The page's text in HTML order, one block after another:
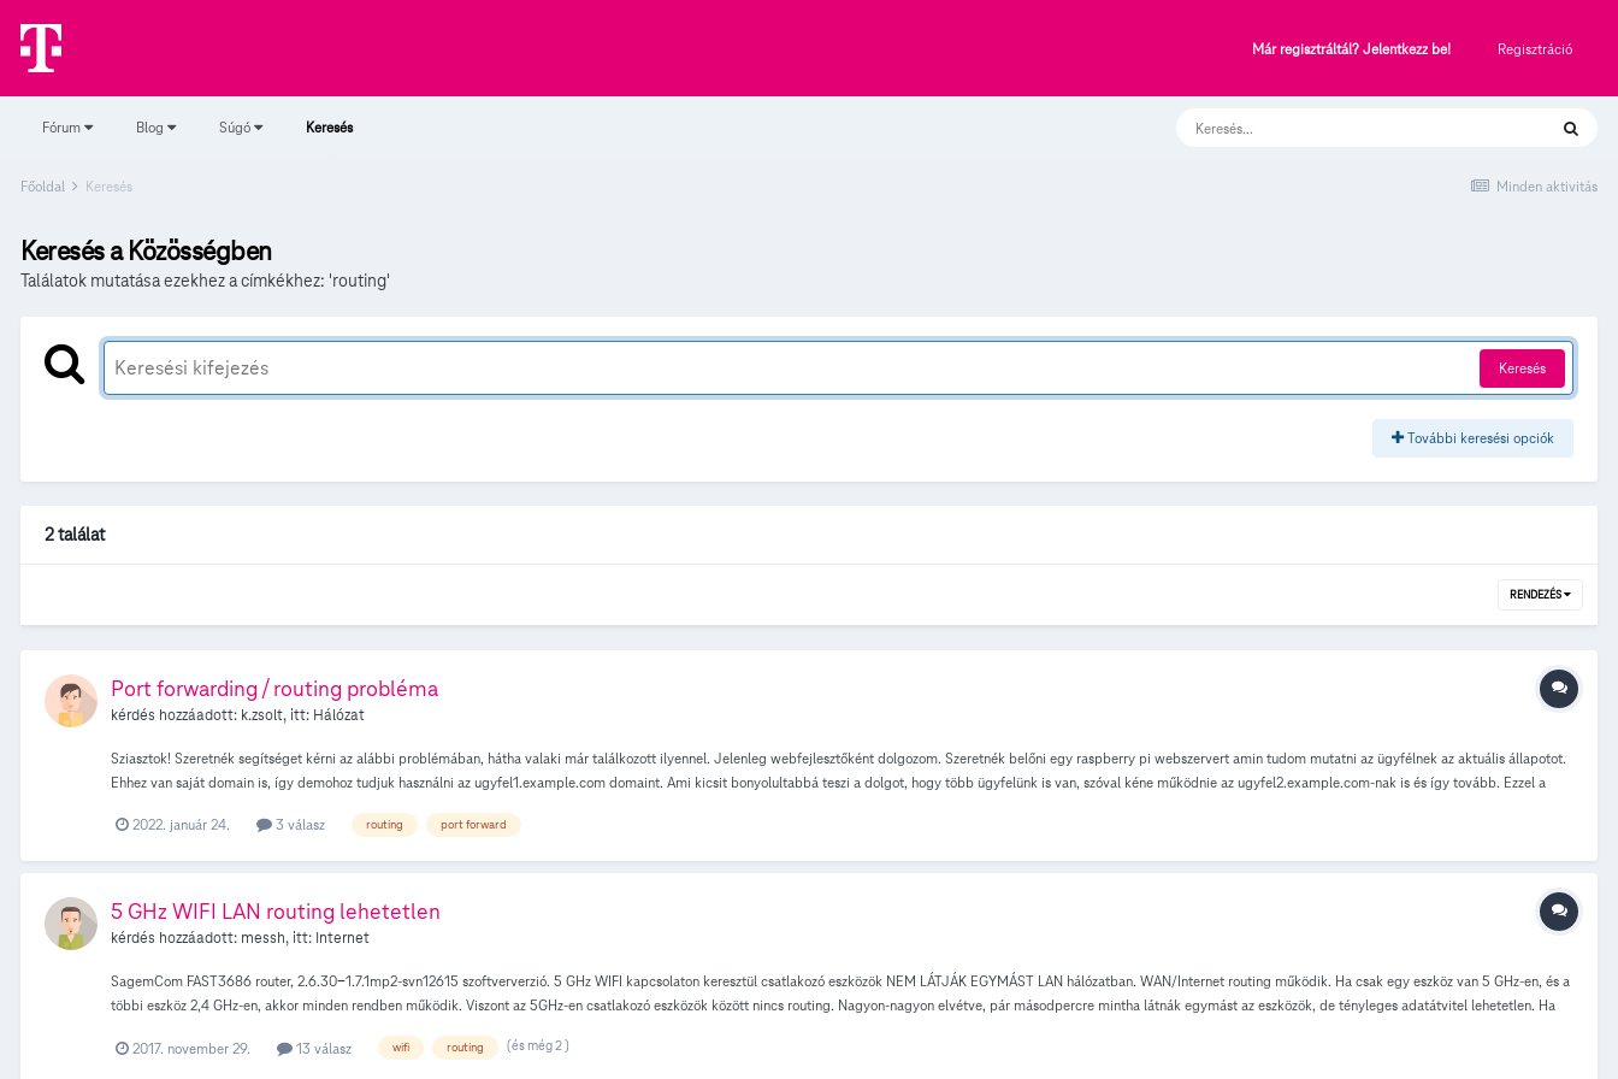
Már regisztráltál? Jelentkezz be! Regisztráció
Fórum Blog Súgó Keresés
Minden aktivitás
Főoldal Keresés
Keresés a Közösségben
Találatok mutatása ezekhez a címkékhez: 'routing'
Keresés
További keresési opciók
2 találat
RENDEZÉS
Port forwarding / routing probléma
kérdés hozzáadott: k.zsolt, itt: Hálózat
Sziasztok! Szeretnék segítséget kérni az alábbi problémában, hátha valaki már találkozott ilyennel. Jelenleg webfejlesztőként dolgozom. Szeretnék belőni egy raspberry pi webszervert amin tudom mutatni az ügyfélnek az aktuális állapotot.
Ehhez van saját domain is, így demohoz tudjuk használni az ugyfel1.example.com domaint. Ami kicsit bonyolultabbá teszi a dolgot, hogy több ügyfelünk is van, szóval kéne működnie az ugyfel2.example.com-nak is és így tovább. Ezzel a
megy. Timeout-ol mindegyik domain. PING működik, TRACEROUTE működik (1 hop értelemszerűen) viszont amint böngészőből szeretném megnyitni nem megy. Amúgy ha CURL-el nyitom meg a szerver belső IP-jét és a headerben a HOST-
DNS szerver futhatna, ami feloldja a nevet és egyből a szerverhez route-olna. De jobb lenne, ha nem kéne ilyeneket csinálni, csak működne alapból. Egyéb info: Sagemcom F@ST 5670-es routerem van. Előre is köszönöm a segítséget. Üdv,
Zs
2022. január 24. 3 válasz routing port forward
5 GHz WIFI LAN routing lehetetlen
kérdés hozzáadott: messh, itt: Internet
SagemCom FAST3686 router, 2.6.30-1.7.1mp2-svn12615 szoftververzió. 5 GHz WIFI kapcsolaton keresztül csatlakozó eszközök NEM LÁTJÁK EGYMÁST LAN hálózatban. WAN/Internet routing működik. Ha csak egy eszköz van 5 GHz-en, és a
többi eszköz 2,4 GHz-en, akkor minden rendben működik. Viszont az 5GHz-en csatlakozó eszközök között nincs routing. Nagyon-nagyon elvétve, pár másodpercre mintha látnák egymást az eszközök, de tényleges adatátvitel lehetetlen. Ha
erre megoldás? Előre is köszönöm, Zsolt
2017. november 29. 13 válasz wifi routing (és még 2 )